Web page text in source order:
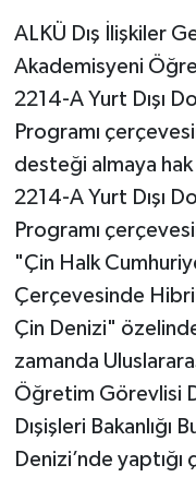
ALKÜ Dış İlişkiler
Akademisyeni
2214-A Yurt Dışı
Programı
desteği almaya hak
2214-A Yurt Dışı
Programı
"Çin Halk
Çerçevesinde
Çin Denizi"
zamanda
Öğretim Görevlisi
Dışişleri Bakanlığı
Denizi’nde yaptığı